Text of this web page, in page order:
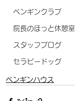
ペンギンクラブ
院長のほっと休憩室
スタッフブログ
セラピードッグ
ペンギンハウス